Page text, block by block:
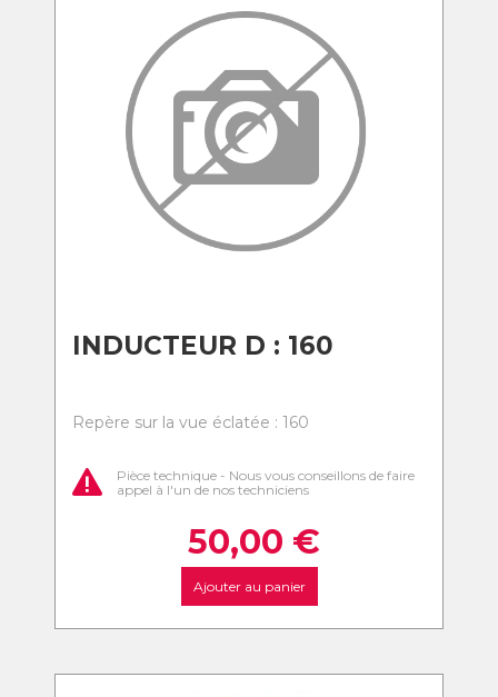
INDUCTEUR D : 160
Repère sur la vue éclatée : 160
Pièce technique - Nous vous conseillons de faire
appel à l'un de nos techniciens
50,00 €
Ajouter au panier